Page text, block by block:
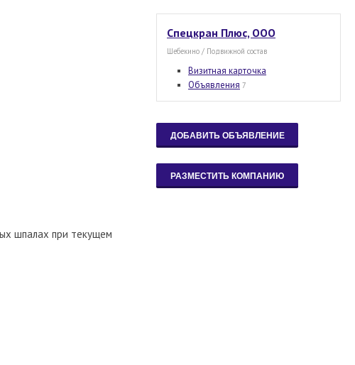
шпалах при текущем
Спецкран Плюс, ООО
Шебекино / Подвижной состав
Визитная карточка
Объявления 7